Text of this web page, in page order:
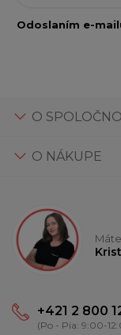
Odoslaním e-
O
O NÁKUPE
+421 2 800
(Po - Pia: 9:00-